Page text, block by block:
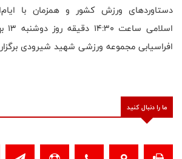
دستاوردهای ورزش کشور و همزمان با
افراسیابی مجموعه ورزشی شهید شیرودی
ما را دنبال کنید